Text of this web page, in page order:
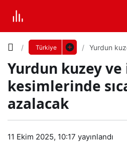
Türkiye
Yurdun
Yurdun kuzey ve
kesimlerinde
azalacak
11 Ekim 2025, 10:17 yayınlandı
Yur
dun
Yazı
Boyutunu